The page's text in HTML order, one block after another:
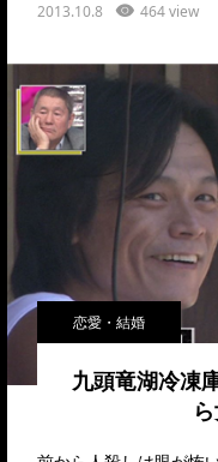
2013.10.8 464 view
恋愛・結婚
九頭竜湖冷凍